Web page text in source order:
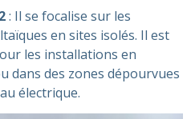
: Il se focalise sur les
en sites isolés. Il est
les installations en
dans des zones dépourvues
électrique​​.